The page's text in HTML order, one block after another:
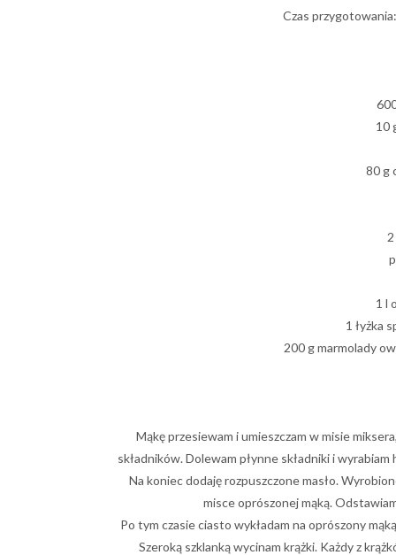
Czas
10
80 g
1 l
1 łyżka
200 g marmolady
Mąkę przesiewam i umieszczam w misie
składników. Dolewam płynne składniki i
Na koniec dodaję rozpuszczone masło.
misce oprószonej mąką.
Po tym czasie ciasto wykładam na oprószony
Szeroką szklanką wycinam krążki. Każdy z